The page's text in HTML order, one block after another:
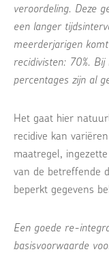
veroordeling. Deze
een langer
meerderjarigen
recidivisten: 70%.
percentages zijn al
Het gaat hier
recidive kan
maatregel,
van de betreffende
beperkt gegevens
Een goede re-
basisvoorwaarde